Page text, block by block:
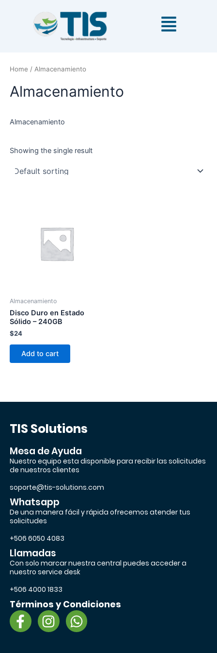
Home / Almacenamiento
Almacenamiento
Almacenamiento
Showing the single result
Almacenamiento
Disco Duro en Estado
Sólido – 240GB
$24
Add to cart
TIS Solutions
Mesa de Ayuda
Nuestro equipo esta disponible para recibir las solicitudes
de nuestros clientes
soporte@tis-solutions.com
Whatsapp
De una manera fácil y rápida ofrecemos atender tus
solicitudes
+506 6050 4083
Llamadas
Con solo marcar nuestra central puedes acceder a
nuestro service desk
+506 4000 1833
Términos y Condiciones
F
a
I
n
W
h